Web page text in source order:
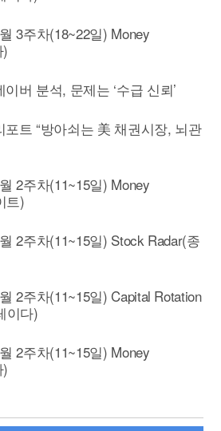
3주차(18~22일) Money
버 분석, 문제는 ‘수급 신뢰’
트 “방아쇠는 美 채권시장, 뇌관
2주차(11~15일) Money
트)
2주차(11~15일) Stock Radar(종
2주차(11~15일) Capital Rotation
이다)
2주차(11~15일) Money